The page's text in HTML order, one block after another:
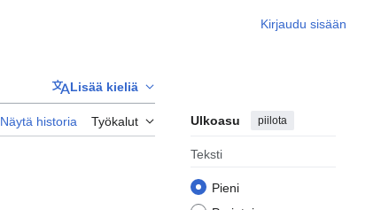
Kirjaudu sisään
Lisää kieliä
Näytä historia Työkalut Ulkoasu piilota
Teksti
Pieni